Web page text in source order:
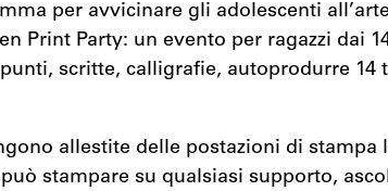
per avvicinare gli adolescenti
Print Party: un evento per ragazzi dai
scritte, calligrafie, autoprodurre 14
allestite delle postazioni di stampa
stampare su qualsiasi supporto,